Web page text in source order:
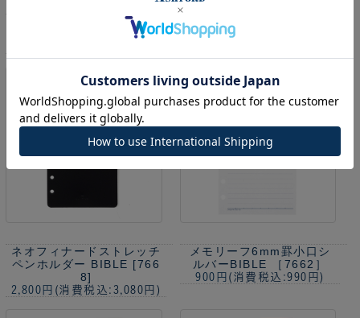
マネーリーフ BIBLE ［02
リフィルパッド BIBLE 10
mm [0324]
ネオフィナードストレッチ
ペンホルダー BIBLE [766
8]
2,800円 (消費税込:3,080円)
メモリーフ6mm罫小口シ
ルバーBIBLE ［7662］
900円 (消費税込:990円)